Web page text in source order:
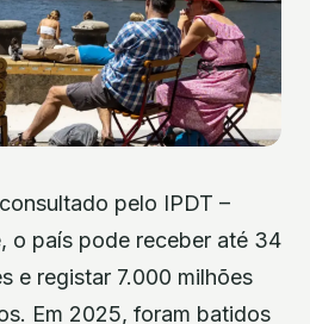
pelo IPDT –
o país pode receber até 34
e registar 7.000 milhões
Em 2025, foram batidos